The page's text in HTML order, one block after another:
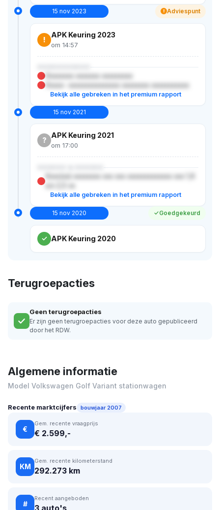
15 nov 2023 ! Adviespunt
!
APK Keuring 2023
om 14:57
Xxxxxxxx xxxxxxx xxxxxxxxx
Xxxxx- xxxxxxxxxxxxxxx xxxxxxxx xxxxxxxxxxx
Bekijk alle gebreken in het premium rapport
15 nov 2021
?
APK Keuring 2021
om 17:00
XXXXXX & XXXXXX
Xxxx(xx) xxxxxxxx xxx xxx xxxxxxxxxxxxx xxx 1,6
Bekijk alle gebreken in het premium rapport
15 nov 2020 Goedgekeurd
APK Keuring 2020
Terugroepacties
Geen terugroepacties
Er zijn geen terugroepacties voor deze auto gepubliceerd
door het RDW.
Algemene informatie
Model Volkswagen Golf Variant stationwagen
Recente marktcijfers bouwjaar 2007
€
Gem. recente vraagprijs
€ 2.599,-
KM
Gem. recente kilometerstand
292.273 km
#
Recent aangeboden
3 auto's